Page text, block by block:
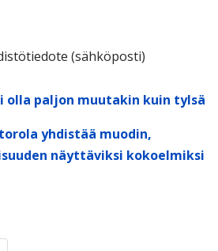
(sähköposti)
olla paljon muutakin kuin tylsä
yhdistää muodin,
näyttäviksi kokoelmiksi